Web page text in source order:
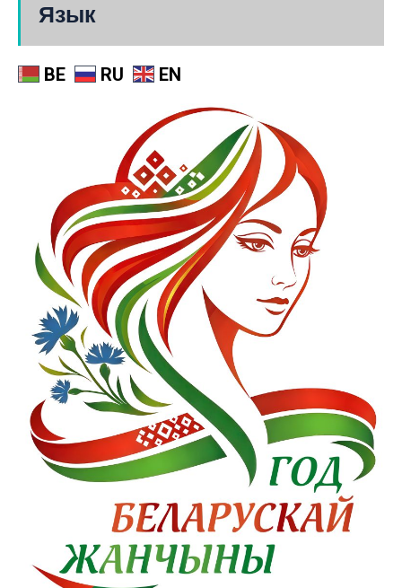
Язык
BE RU EN